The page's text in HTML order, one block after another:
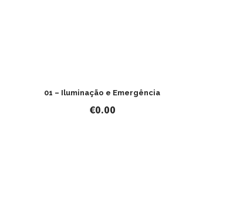
01 – Iluminação e Emergência
€0.00